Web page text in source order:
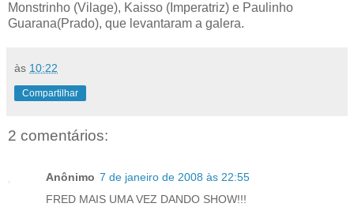
Monstrinho (Vilage), Kaisso (Imperatriz) e Paulinho
Guarana(Prado), que levantaram a galera.
às 10:22
Compartilhar
2 comentários:
Anônimo 7 de janeiro de 2008 às 22:55
FRED MAIS UMA VEZ DANDO SHOW!!!